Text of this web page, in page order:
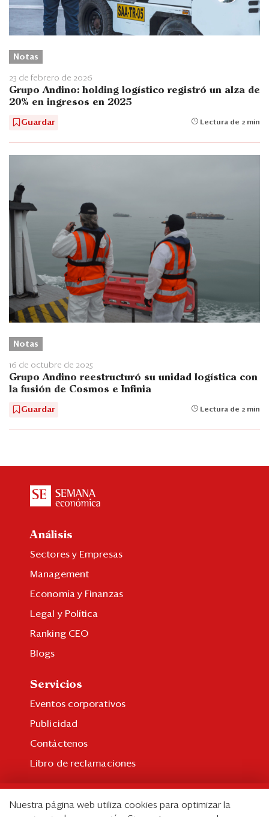
Notas
23 de febrero de 2026
Grupo Andino: holding logístico registró un alza de
20% en ingresos en 2025
Guardar Lectura de 2 min
Notas
16 de octubre de 2025
Grupo Andino reestructuró su unidad logística con
la fusión de Cosmos e Infinia
Guardar Lectura de 2 min
Análisis
Sectores y Empresas
Management
Economía y Finanzas
Legal y Política
Ranking CEO
Blogs
Servicios
Eventos corporativos
Publicidad
Contáctenos
Libro de reclamaciones
Suscripción individual
Nuestra página web utiliza cookies para optimizar la